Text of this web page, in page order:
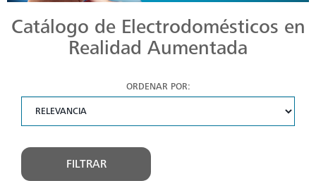
Catálogo de Electrodomésticos en
Realidad Aumentada
ORDENAR POR:
FILTRAR